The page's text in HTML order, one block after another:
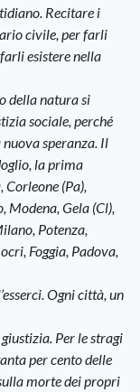
Recitare i
civile, per farli
esistere nella
della natura si
sociale, perché
speranza. Il
la prima
(Pa),
Modena, Gela (Cl),
Potenza,
Foggia, Padova,
Ogni città, un
Per le stragi
per cento delle
morte dei propri